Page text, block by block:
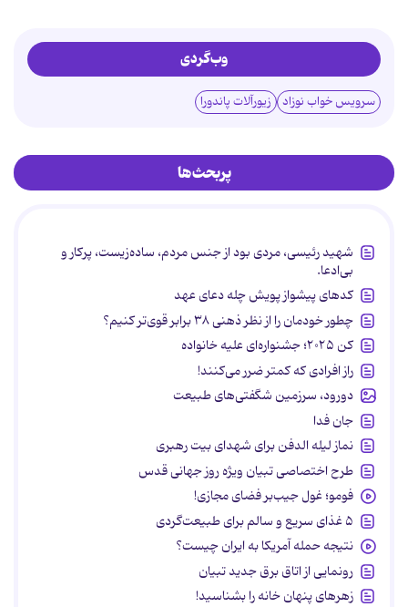
وب‌گردی
سرویس خواب نوزاد زیورآلات پاندورا
پربحث‌ها
شهید رئیسی، مردی بود از جنس مردم، ساده‌زیست، پرکار و
بی‌ادعا.
کدهای پیشواز پویش چله دعای عهد
چطور خودمان را از نظر ذهنی ۳۸ برابر قوی‌تر کنیم؟
کن ۲۰۲۵؛ جشنواره‌ای علیه خانواده
راز افرادی که کمتر ضرر می‌کنند!
دورود، سرزمین شگفتی‌های طبیعت
جان فدا
نماز لیله الدفن برای شهدای بیت رهبری
طرح اختصاصی تبیان ویژه روز جهانی قدس
فومو؛ غول جیب‌بر فضای مجازی!
۵ غذای سریع و سالم برای طبیعت‌گردی
نتیجه حمله آمریکا به ایران چیست؟
رونمایی از اتاق برق جدید تبیان
زهرهای پنهان خانه را بشناسید!